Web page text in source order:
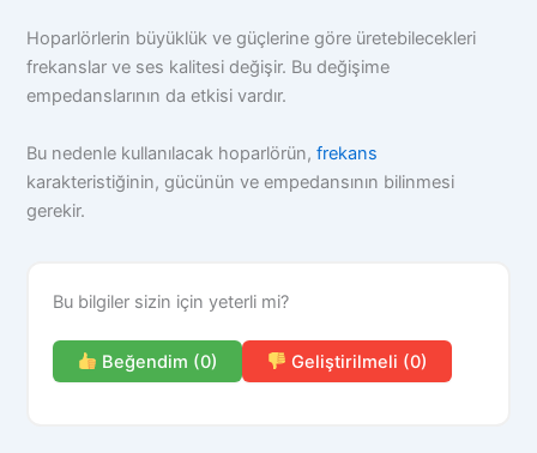
Hoparlörlerin büyüklük ve güçlerine göre üretebilecekleri
frekanslar ve ses kalitesi değişir. Bu değişime
empedanslarının da etkisi vardır.
Bu nedenle kullanılacak hoparlörün,frekans
karakteristiğinin, gücünün ve empedansının bilinmesi
gerekir.
Bu bilgiler sizin için yeterli mi?
Beğendim (0) Geliştirilmeli (0)